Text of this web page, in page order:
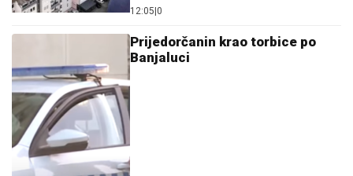
12:05 0
Prijedorčanin krao torbice po
Banjaluci